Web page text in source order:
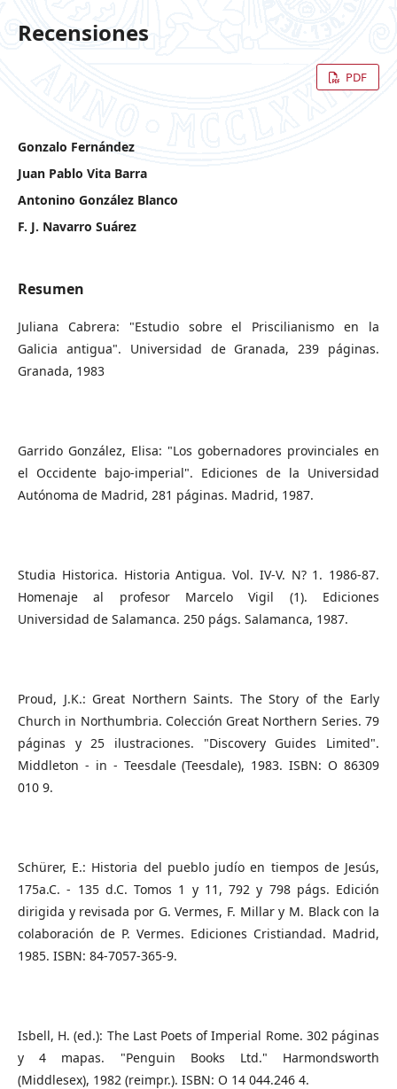
Recensiones
PDF
Gonzalo Fernández
Juan Pablo Vita Barra
Antonino González Blanco
F. J. Navarro Suárez
Resumen
Juliana Cabrera: "Estudio sobre el Priscilianismo en la
Galicia antigua". Universidad de Granada, 239 páginas.
Granada, 1983
Garrido González, Elisa: "Los gobernadores provinciales en
el Occidente bajo-imperial". Ediciones de la Universidad
Autónoma de Madrid, 281 páginas. Madrid, 1987.
Studia Historica. Historia Antigua. Vol. IV-V. N? 1. 1986-87.
Homenaje al profesor Marcelo Vigil (1). Ediciones
Universidad de Salamanca. 250 págs. Salamanca, 1987.
Proud, J.K.: Great Northern Saints. The Story of the Early
Church in Northumbria. Colección Great Northern Series. 79
páginas y 25 ilustraciones. "Discovery Guides Limited".
Middleton - in - Teesdale (Teesdale), 1983. ISBN: O 86309
010 9.
Schürer, E.: Historia del pueblo judío en tiempos de Jesús,
175a.C. - 135 d.C. Tomos 1 y 11, 792 y 798 págs. Edición
dirigida y revisada por G. Vermes, F. Millar y M. Black con la
colaboración de P. Vermes. Ediciones Cristiandad. Madrid,
1985. ISBN: 84-7057-365-9.
Isbell, H. (ed.): The Last Poets of Imperial Rome. 302 páginas
y 4 mapas. "Penguin Books Ltd." Harmondsworth
(Middlesex), 1982 (reimpr.). ISBN: O 14 044.246 4.